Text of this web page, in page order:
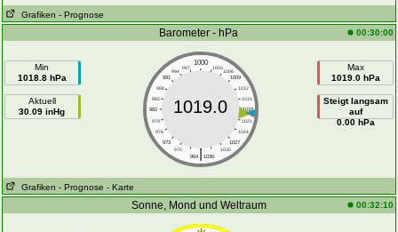
Grafiken - Prognose
Barometer - hPa 00:30:00
Min
1018.8 hPa
Aktuell
30.09 inHg
1000
997 1003
994
1006
991
1009
988
1012
985
1015
982
1018
979
1021
976
1024
973
1027
970
1030
|
964 1036
1019.0
Max
1019.0 hPa
Steigt langsam
auf
0.00 hPa
Grafiken - Prognose - Karte
Sonne, Mond und Weltraum 00:32:10